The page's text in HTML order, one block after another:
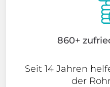
860+
Seit 14 Jahren
der